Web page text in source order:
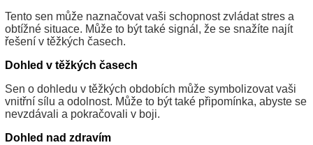
Tento sen může naznačovat vaši schopnost zvládat stres a
obtížné situace. Může to být také signál, že se snažíte najít
řešení v těžkých časech.
Dohled v těžkých časech
Sen o dohledu v těžkých obdobích může symbolizovat vaši
vnitřní sílu a odolnost. Může to být také připomínka, abyste se
nevzdávali a pokračovali v boji.
Dohled nad zdravím